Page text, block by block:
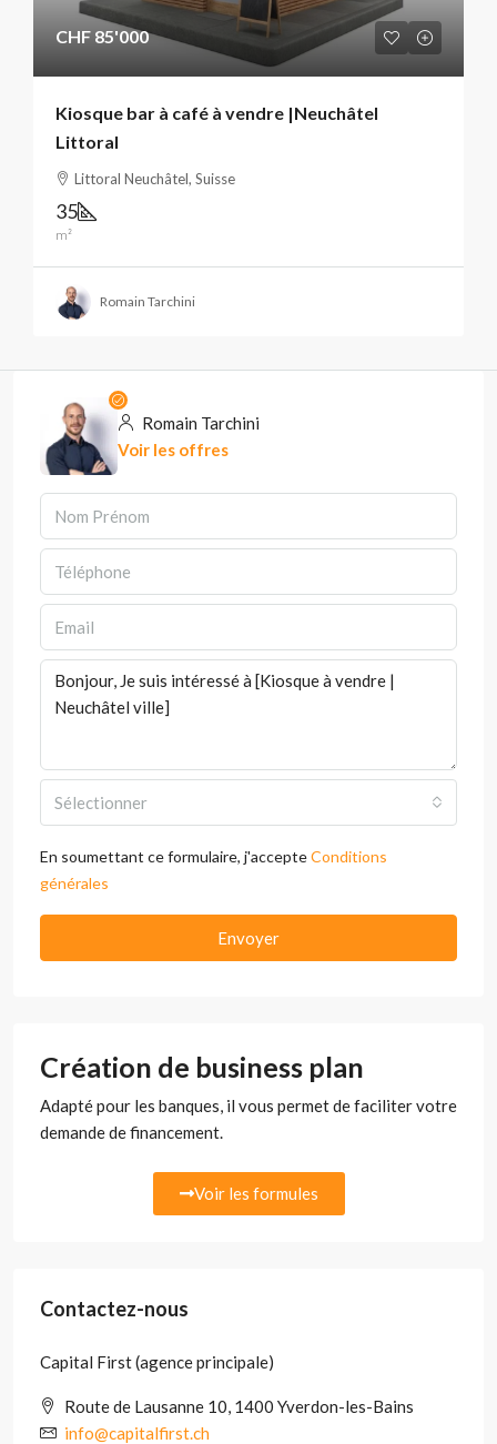
CHF 85'000
Kiosque bar à café à vendre |Neuchâtel
Littoral
Littoral Neuchâtel, Suisse
35
m²
Romain Tarchini
Romain Tarchini
Voir les offres
Sélectionner
En soumettant ce formulaire, j'accepteConditions
générales
Envoyer
Création de business plan
Adapté pour les banques, il vous permet de faciliter votre
demande de financement.
Voir les formules
Contactez-nous
Capital First (agence principale)
Route de Lausanne 10, 1400 Yverdon-les-Bains
info@capitalfirst.ch